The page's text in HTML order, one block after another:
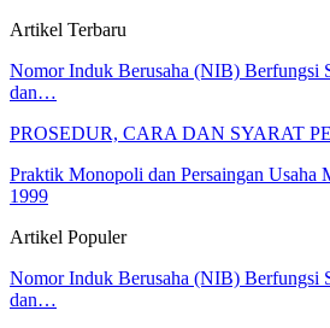
Artikel Terbaru
Nomor Induk Berusaha (NIB) Berfungsi
dan…
PROSEDUR, CARA DAN SYARAT
Praktik Monopoli dan Persaingan Usaha
1999
Artikel Populer
Nomor Induk Berusaha (NIB) Berfungsi
dan…